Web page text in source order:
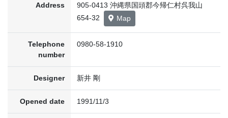
Address
905-0413 沖縄県国頭郡今帰仁村呉我山
654-32
Map
Telephone
number
0980-58-1910
Designer 新井 剛
Opened date 1991/11/3